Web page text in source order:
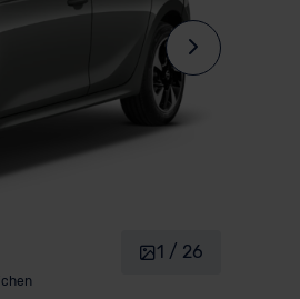
1 / 26